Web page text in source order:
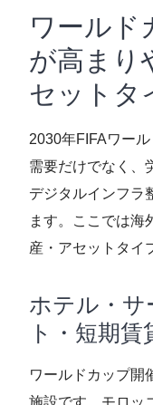
ワールド
が高まり
セットタ
2030年FIFAワー
需要だけでなく、
デジタルインフラ
ます。ここでは海
産・アセットタイ
ホテル・
ト・短期賃
ワールドカップ開
施設です。モロッ